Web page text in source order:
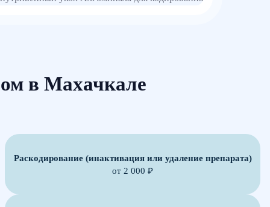
в Махачкале
Раскодирование (инактивация или удаление препарата)
от 2 000 ₽